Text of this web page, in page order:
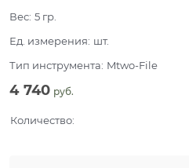
Вес: 5 гр.
Ед. измерения: шт.
Тип инструмента: Mtwo-File
4 740 руб.
Количество: